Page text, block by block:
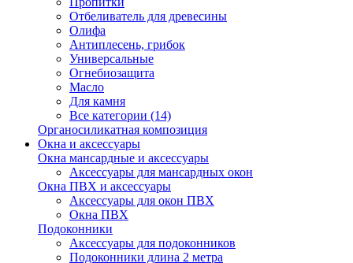
Отбеливатель для древесины
Олифа
Антиплесень, грибок
Универсальные
Огнебиозащита
Масло
Для камня
Все категории (14)
Органосиликатная композиция
Окна и аксессуары
Окна мансардные и аксессуары
Аксессуары для мансардных окон
Окна ПВХ и аксессуары
Аксессуары для окон ПВХ
Окна ПВХ
Подоконники
Аксессуары для подоконников
Подоконники длина 2 метра